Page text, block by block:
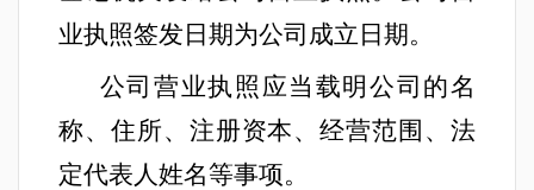
业执照签发日期为公司成立日期。
公司营业执照应当载明公司的名
称、住所、注册资本、经营范围、法
定代表人姓名等事项。